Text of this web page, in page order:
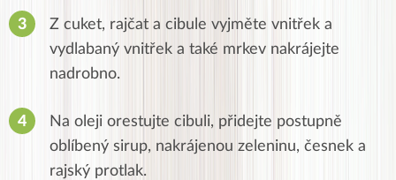
Z cuket, rajčat a cibule vyjměte vnitřek a
vydlabaný vnitřek a také mrkev nakrájejte
nadrobno.
Na oleji orestujte cibuli, přidejte postupně
oblíbený sirup, nakrájenou zeleninu, česnek a
rajský protlak.